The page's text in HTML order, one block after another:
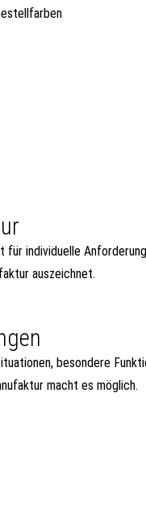
individuelle
auszeichnet.
besondere
macht es möglich.